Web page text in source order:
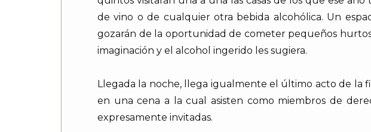
de vino o de cualquier otra bebida alcohólica. Un
gozarán de la oportunidad de cometer pequeños
imaginación y el alcohol ingerido les sugiera.
Llegada la noche, llega igualmente el último acto de la
en una cena a la cual asisten como miembros de
expresamente invitadas.